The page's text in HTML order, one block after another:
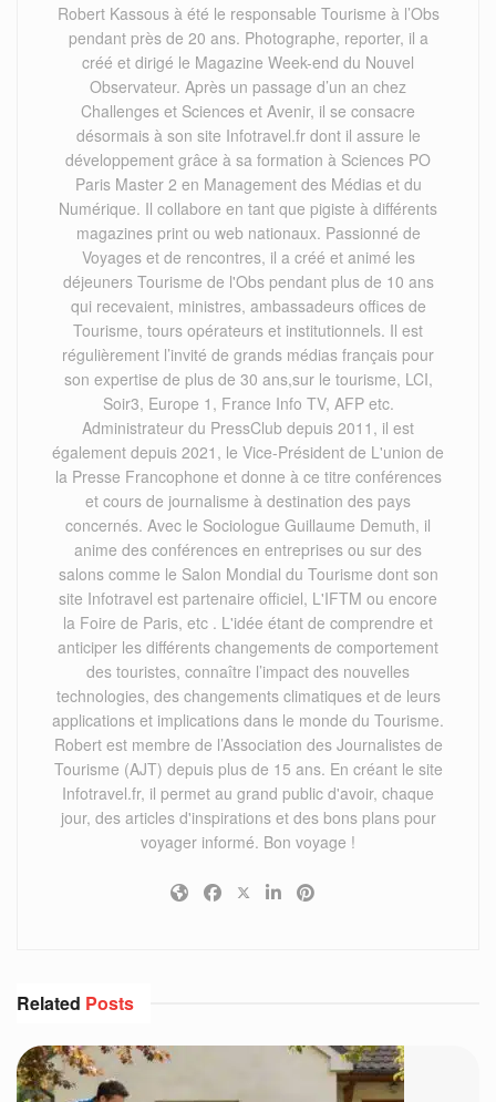
Robert Kassous à été le responsable Tourisme à l’Obs
pendant près de 20 ans. Photographe, reporter, il a
créé et dirigé le Magazine Week-end du Nouvel
Observateur. Après un passage d’un an chez
Challenges et Sciences et Avenir, il se consacre
désormais à son site Infotravel.fr dont il assure le
développement grâce à sa formation à Sciences PO
Paris Master 2 en Management des Médias et du
Numérique. Il collabore en tant que pigiste à différents
magazines print ou web nationaux. Passionné de
Voyages et de rencontres, il a créé et animé les
déjeuners Tourisme de l'Obs pendant plus de 10 ans
qui recevaient, ministres, ambassadeurs offices de
Tourisme, tours opérateurs et institutionnels. Il est
régulièrement l’invité de grands médias français pour
son expertise de plus de 30 ans,sur le tourisme, LCI,
Soir3, Europe 1, France Info TV, AFP etc.
Administrateur du PressClub depuis 2011, il est
également depuis 2021, le Vice-Président de L'union de
la Presse Francophone et donne à ce titre conférences
et cours de journalisme à destination des pays
concernés. Avec le Sociologue Guillaume Demuth, il
anime des conférences en entreprises ou sur des
salons comme le Salon Mondial du Tourisme dont son
site Infotravel est partenaire officiel, L'IFTM ou encore
la Foire de Paris, etc . L'idée étant de comprendre et
anticiper les différents changements de comportement
des touristes, connaître l’impact des nouvelles
technologies, des changements climatiques et de leurs
applications et implications dans le monde du Tourisme.
Robert est membre de l’Association des Journalistes de
Tourisme (AJT) depuis plus de 15 ans. En créant le site
Infotravel.fr, il permet au grand public d'avoir, chaque
jour, des articles d'inspirations et des bons plans pour
voyager informé. Bon voyage !
Related Posts